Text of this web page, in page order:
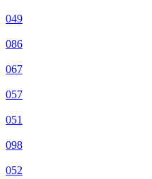
049
086
067
057
051
098
052